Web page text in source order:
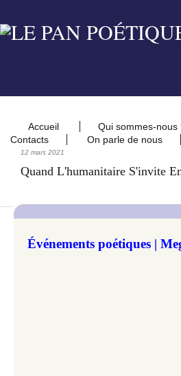
Accueil Qui sommes-nous
Contacts
On parle de nous
12 mars 2021
Quand L'humanitaire S'invite
Événements poétiques |